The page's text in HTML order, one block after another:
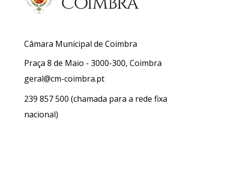
Câmara Municipal de Coimbra
Praça 8 de Maio - 3000-300, Coimbra
geral@cm-coimbra.pt
239 857 500 (chamada para a rede fixa
nacional)